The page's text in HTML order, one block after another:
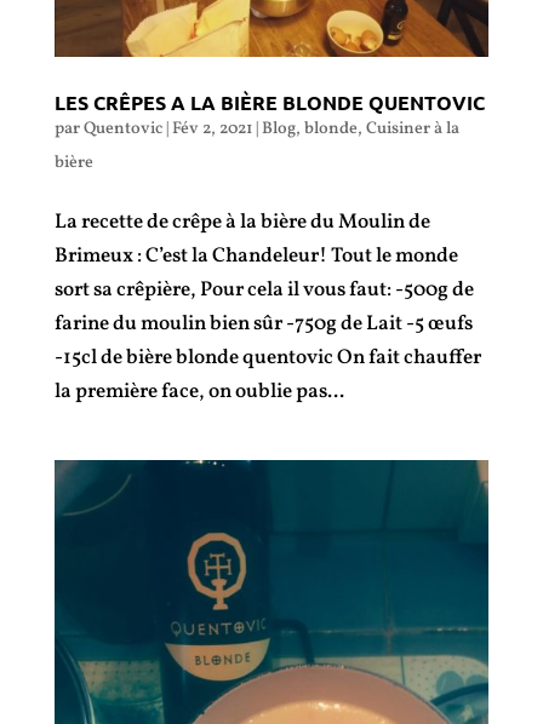
LES CRÊPES A LA BIÈRE BLONDE QUENTOVIC
parQuentovic| Fév 2, 2021| Blog, blonde, Cuisiner à la
bière
La recette de crêpe à la bière du Moulin de
Brimeux : C’est la Chandeleur! Tout le monde
sort sa crêpière, Pour cela il vous faut: -500g de
farine du moulin bien sûr -750g de Lait -5 œufs
-15cl de bière blonde quentovic On fait chauffer
la première face, on oublie pas...